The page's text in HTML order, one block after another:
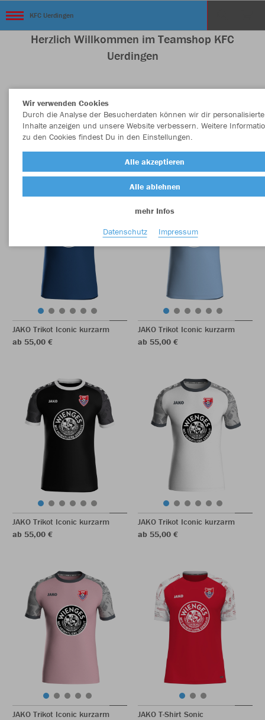
KFC Uerdingen
Herzlich Willkommen im Teamshop KFC
Uerdingen
Nachhaltig Farbe
JAKO Trikot Iconic kurzarm
ab 55,00 €
JAKO Trikot Iconic kurzarm
ab 55,00 €
JAKO Trikot Iconic kurzarm
ab 55,00 €
JAKO Trikot Iconic kurzarm
ab 55,00 €
JAKO Trikot Iconic kurzarm
JAKO T-Shirt Sonic
Wir verwenden Cookies
Durch die Analyse der Besucherdaten können wir dir personalisierte
Inhalte anzeigen und unsere Website verbessern. Weitere
zu den Cookies findest Du in den Einstellungen.
Alle akzeptieren
Alle ablehnen
mehr Infos
Datenschutz
Impressum